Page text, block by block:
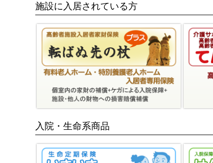
施設に入居されている方
入院・生命系商品